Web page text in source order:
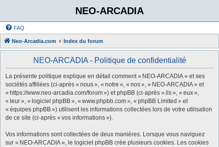
NEO-ARCADIA
FAQ
Neo-Arcadia.com Index du forum
NEO-ARCADIA - Politique de confidentialité
La présente politique explique en détail comment « NEO-ARCADIA » et ses
sociétés affiliées (ci-après « nous », « notre », « nos », « NEO-ARCADIA » et
« https://www.neo-arcadia.com/forum ») et phpBB (ci-après « ils », « eux »,
« leur », « logiciel phpBB », « www.phpbb.com », « phpBB Limited » et
« équipes phpBB ») utilisent les informations collectées lors de votre utilisation
de ce site (ci-après « vos informations »).
Vos informations sont collectées de deux manières. Lorsque vous naviguez
sur « NEO-ARCADIA », le logiciel phpBB crée plusieurs cookies. Les cookies